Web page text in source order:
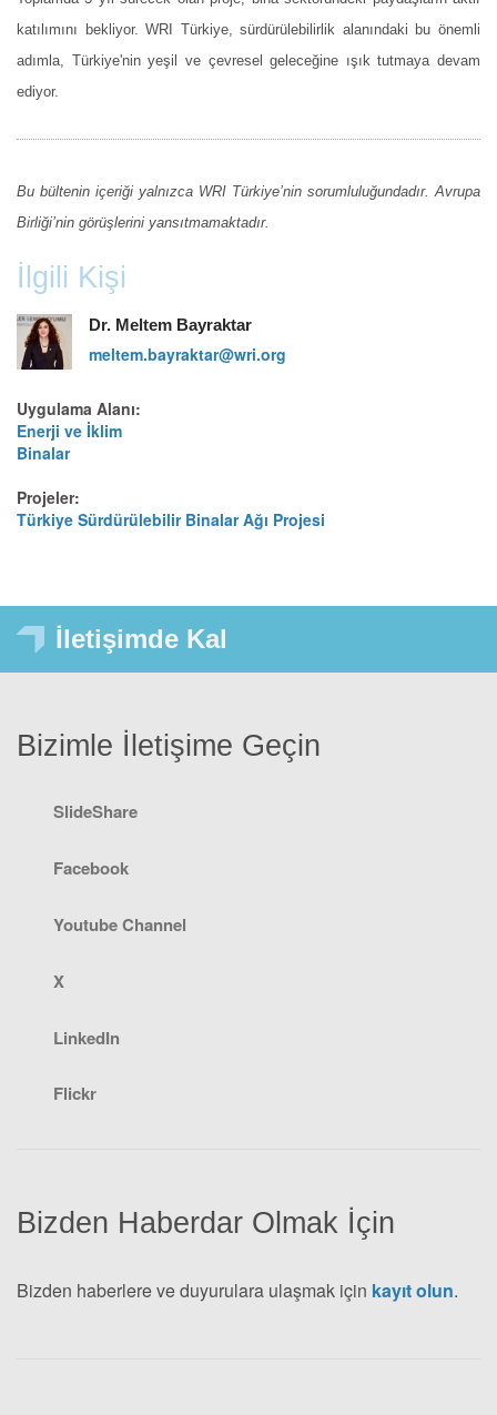
katılımını bekliyor. WRI Türkiye, sürdürülebilirlik alanındaki bu önemli
adımla, Türkiye'nin yeşil ve çevresel geleceğine ışık tutmaya devam
ediyor.
Bu bültenin içeriği yalnızca WRI Türkiye’nin sorumluluğundadır. Avrupa
Birliği’nin görüşlerini yansıtmamaktadır.
İlgili Kişi
Dr. Meltem Bayraktar
meltem.bayraktar@wri.org
Uygulama Alanı:
Enerji ve İklim
Binalar
Projeler:
Türkiye Sürdürülebilir Binalar Ağı Projesi
İletişimde Kal
Bizden Haberdar Olmak İçin
Bizden haberlere ve duyurulara ulaşmak için kayıt olun.
Bizimle İletişime Geçin
SlideShare
Facebook
Youtube Channel
X
LinkedIn
Flickr